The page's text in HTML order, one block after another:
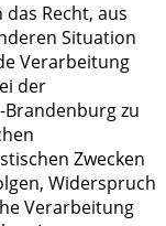
Recht, aus
Situation
Verarbeitung
der
zu
Zwecken
Widerspruch
Verarbeitung